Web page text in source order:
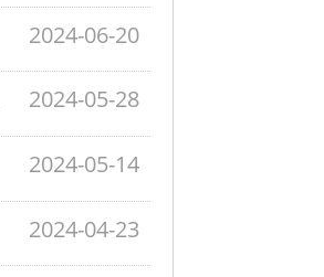
2024-06-20
2024-05-28
2024-05-14
2024-04-23